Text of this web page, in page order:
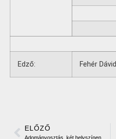
Edző: Fehér Dávid
ELŐZŐ
Adományosztás, két helyszínen